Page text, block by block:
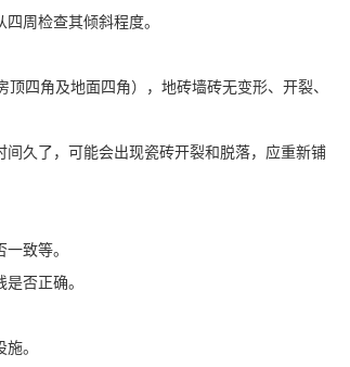
周检查其倾斜程度。
四角及地面四角），地砖墙砖无变形、开裂、
久了，可能会出现瓷砖开裂和脱落，应重新铺
致等。
否正确。
。